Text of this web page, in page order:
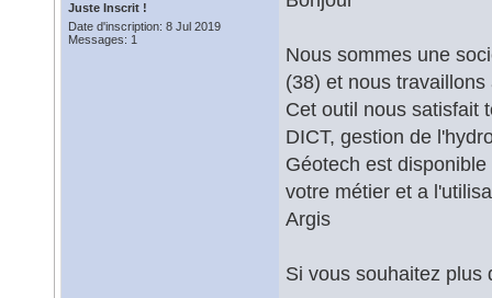
Juste Inscrit !
Date d'inscription: 8 Jul 2019
Messages: 1
Nous sommes une
(38) et nous
Cet outil nous satisfait
DICT, gestion de
Géotech est
votre métier et a
Argis
Si vous souhaitez plus